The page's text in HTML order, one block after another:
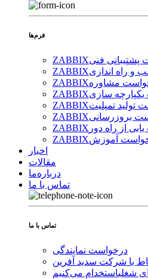
فرم‌ها
ZABBIXپشتیبانی فنی
ZABBIXو راه اندازی
ZABBIXمشاوره
ZABBIXسازی
ZABBIXتولید تمپلیت
ZABBIXبروزرسانی
ZABBIX از راه دور
ZABBIXآموزش
اخبار
مقالات
درباره‌ما
تماس با ما
تماس با ما
درخواست نمایندگی
با شرکت سدید آفرین
شغلیاستخدام ‌می‌کنیم